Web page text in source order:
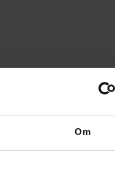
Om